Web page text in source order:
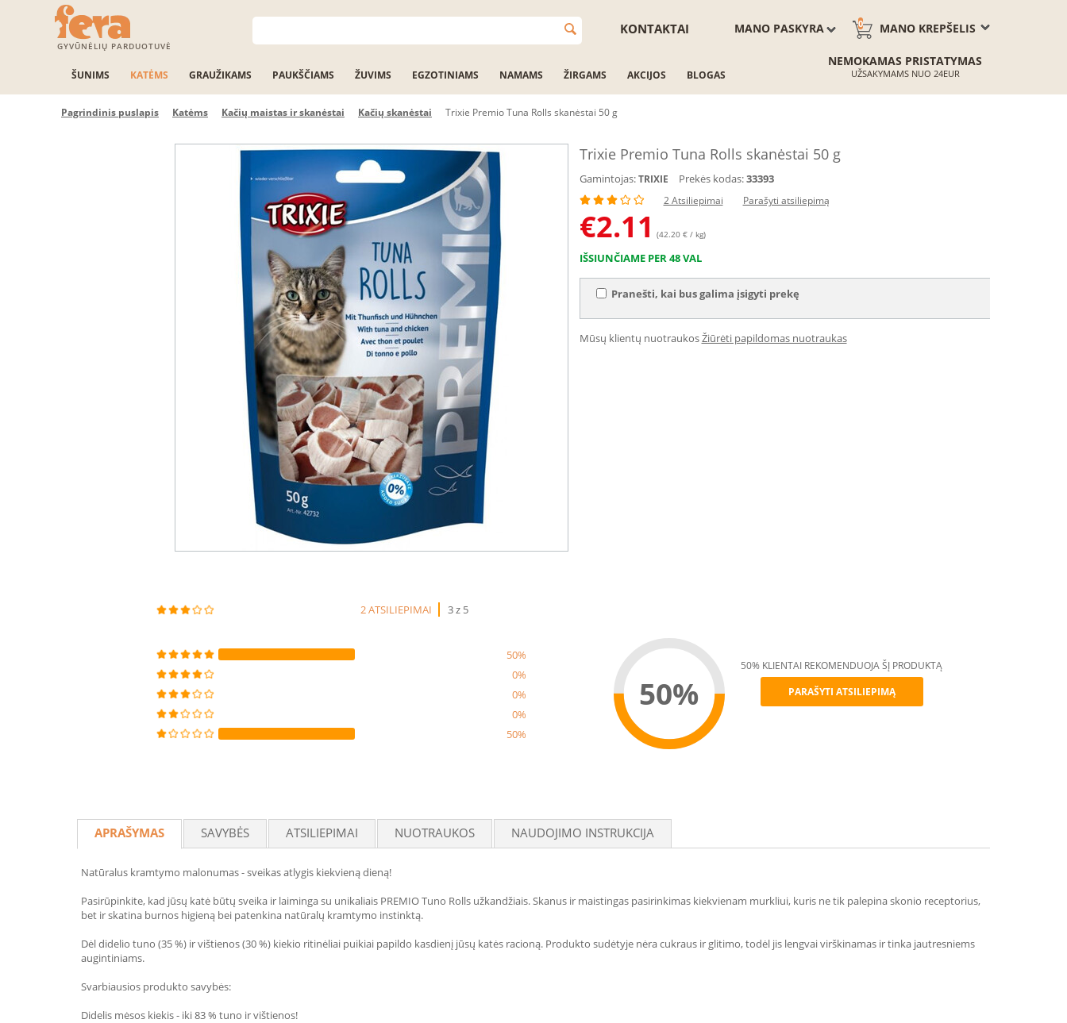
GYVŪNĖLIŲ PARDUOTUVĖ
MANO KREPŠELIS
0
MANO PASKYRA
KONTAKTAI
ŠUNIMS KATĖMS GRAUŽIKAMS PAUKŠČIAMS ŽUVIMS EGZOTINIAMS NAMAMS ŽIRGAMS AKCIJOS BLOGAS
NEMOKAMAS PRISTATYMAS
UŽSAKYMAMS NUO 24EUR
Pagrindinis puslapis Katėms Kačių maistas ir skanėstai Kačių skanėstai Trixie Premio Tuna Rolls skanėstai 50 g
Trixie Premio Tuna Rolls skanėstai 50 g
Gamintojas: TRIXIE Prekės kodas:33393
2 Atsiliepimai Parašyti atsiliepimą
€2.11 (42.20 € / kg)
IŠSIUNČIAME PER 48 VAL
Pranešti, kai bus galima įsigyti prekę
Mūsų klientų nuotraukosŽiūrėti papildomas nuotraukas
2 ATSILIEPIMAI 3 z 5
50%
0%
0%
0%
50%
50%
Recommend
50% KLIENTAI REKOMENDUOJA ŠĮ PRODUKTĄ
PARAŠYTI ATSILIEPIMĄ
APRAŠYMAS SAVYBĖS ATSILIEPIMAI NUOTRAUKOS NAUDOJIMO INSTRUKCIJA
Natūralus kramtymo malonumas - sveikas atlygis kiekvieną dieną!
Pasirūpinkite, kad jūsų katė būtų sveika ir laiminga su unikaliais PREMIO Tuno Rolls užkandžiais. Skanus ir maistingas pasirinkimas kiekvienam murkliui, kuris ne tik palepina skonio receptorius,
bet ir skatina burnos higieną bei patenkina natūralų kramtymo instinktą.
Dėl didelio tuno (35 %) ir vištienos (30 %) kiekio ritinėliai puikiai papildo kasdienį jūsų katės racioną. Produkto sudėtyje nėra cukraus ir glitimo, todėl jis lengvai virškinamas ir tinka jautresniems
augintiniams.
Svarbiausios produkto savybės:
Didelis mėsos kiekis - iki 83 % tuno ir vištienos!